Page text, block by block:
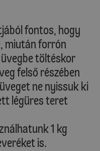
fontos, hogy
miután forrón
töltéskor
felső részében
ne nyissuk ki
légüres teret
1 kg
is.